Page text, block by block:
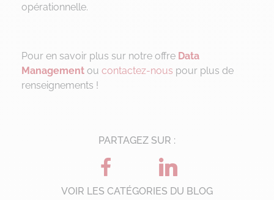
opérationnelle.
Pour en savoir plus sur notre offre Data
Management ou contactez-nous pour plus de
renseignements !
PARTAGEZ SUR :
VOIR LES CATÉGORIES DU BLOG